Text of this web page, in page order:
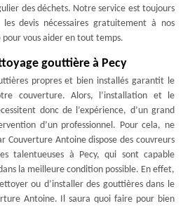
des déchets. Notre service est toujours
devis nécessaires gratuitement à nos
vous aider en tout temps.
gouttière à Pecy
propres et bien installés garantit le
couverture. Alors, l’installation et le
donc de l’expérience, d’un grand
d’un professionnel. Pour cela, ne
Couverture Antoine dispose des couvreurs
talentueuses à Pecy, qui sont capable
la meilleure condition possible. En effet,
ou d’installer des gouttières dans le
Antoine. Il saura quoi faire pour bien